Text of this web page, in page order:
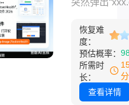
决问题。一
根源：为什
文件会丢失？
DLL（动态链
库）文件是
Windows系
心组件之一
解决系统错
示，导致软
溃、系统卡
DLL文件作为
Windows系
心组件，一
恢复难
度：
预估概率：
所需时
长：
查看详情